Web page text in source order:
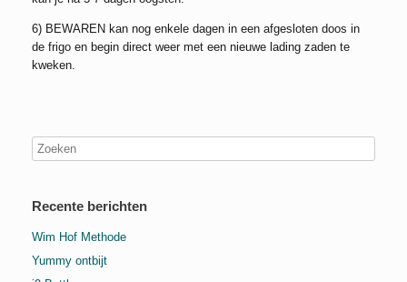
6) BEWAREN kan nog enkele dagen in een afgesloten doos in
de frigo en begin direct weer met een nieuwe lading zaden te
kweken.
Recente berichten
Wim Hof Methode
Yummy ontbijt